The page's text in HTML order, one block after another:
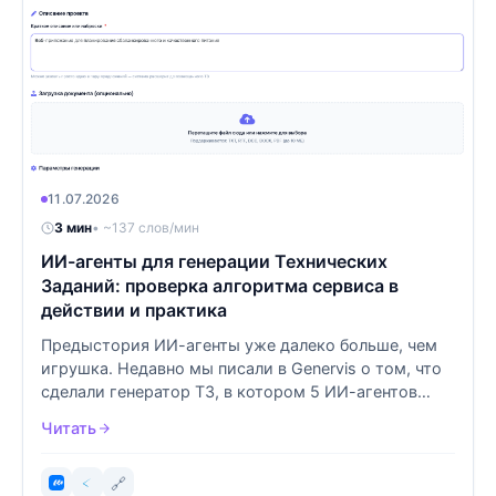
11.07.2026
3 мин• ~137 слов/мин
ИИ-агенты для генерации Технических
Заданий: проверка алгоритма сервиса в
действии и практика
Предыстория ИИ-агенты уже далеко больше, чем
игрушка. Недавно мы писали в Genervis о том, что
сделали генератор ТЗ, в котором 5 ИИ-агентов
Читать
🔗